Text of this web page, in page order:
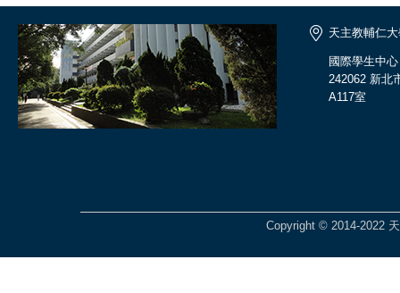
天主教輔仁
國際學生中心
242062 新北
A117室
Copyright © 2014-2022